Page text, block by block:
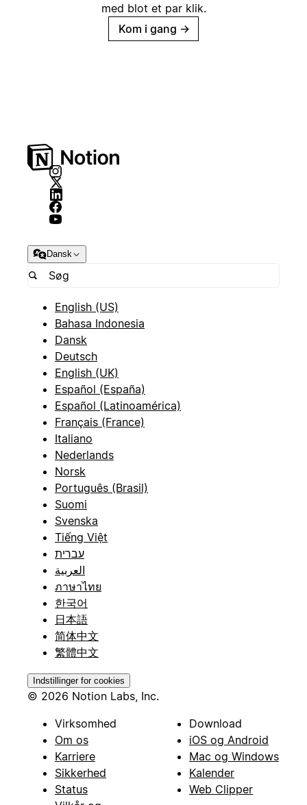
med blot et par klik.
Kom i gang →
Dansk
English (US)
Bahasa Indonesia
Dansk
Deutsch
English (UK)
Español (España)
Español (Latinoamérica)
Français (France)
Italiano
Nederlands
Norsk
Português (Brasil)
Suomi
Svenska
Tiếng Việt
עברית
العربية
ภาษาไทย
한국어
日本語
简体中文
繁體中文
Indstillinger for cookies
© 2026 Notion Labs, Inc.
Virksomhed
Om os
Karriere
Sikkerhed
Status
Download
iOS og Android
Mac og Windows
Kalender
Web Clipper